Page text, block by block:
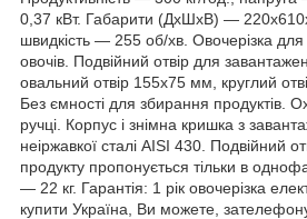
0,37 кВт. Габарити (ДхШхВ) —
швидкість — 255 об/хв. Овочерізка для
овочів. Подвійний отвір для
овальний отвір 155х75 мм, круглий
Без ємності для збирання продуктів.
ручці. Корпус і знімна кришка з
неіржавкої сталі AISI 430. Подвійний
продукту пропонується тільки в
— 22 кг. Гарантія: 1 рік овочерізка
купити Україна, Ви можете,